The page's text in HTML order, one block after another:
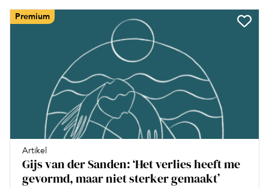
Premium
Artikel
Gijs van der Sanden: ‘Het verlies heeft me
gevormd, maar niet sterker gemaakt’